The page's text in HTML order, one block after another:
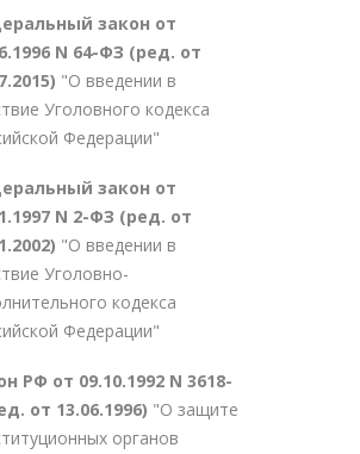
закон от
N 64-ФЗ (ред. от
"О введении в
Уголовного кодекса
Федерации"
закон от
N 2-ФЗ (ред. от
"О введении в
Уголовно-
кодекса
Федерации"
РФ от 09.10.1992 N 3618-
от 13.06.1996) "О защите
органов